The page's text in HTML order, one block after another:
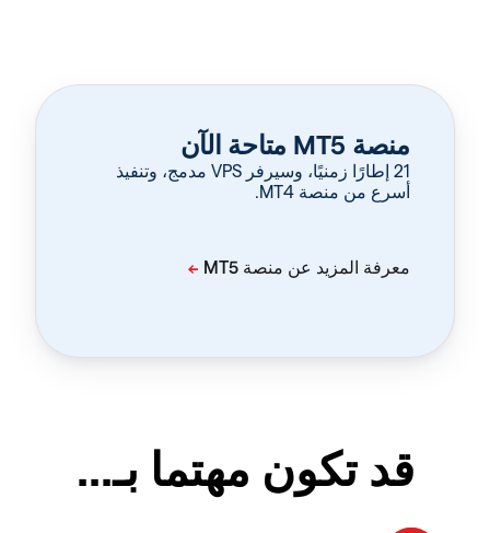
منصة MT5 متاحة الآن
‏21 إطارًا زمنيًا، وسيرفر VPS مدمج، وتنفيذ
أسرع من منصة MT4.
قد تكون مهتما بـ...